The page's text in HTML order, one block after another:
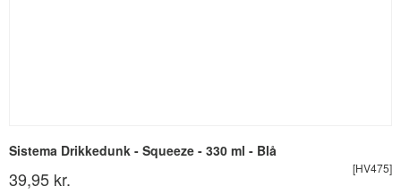
Sistema Drikkedunk - Squeeze - 330 ml - Blå
[HV475]
39,95 kr.